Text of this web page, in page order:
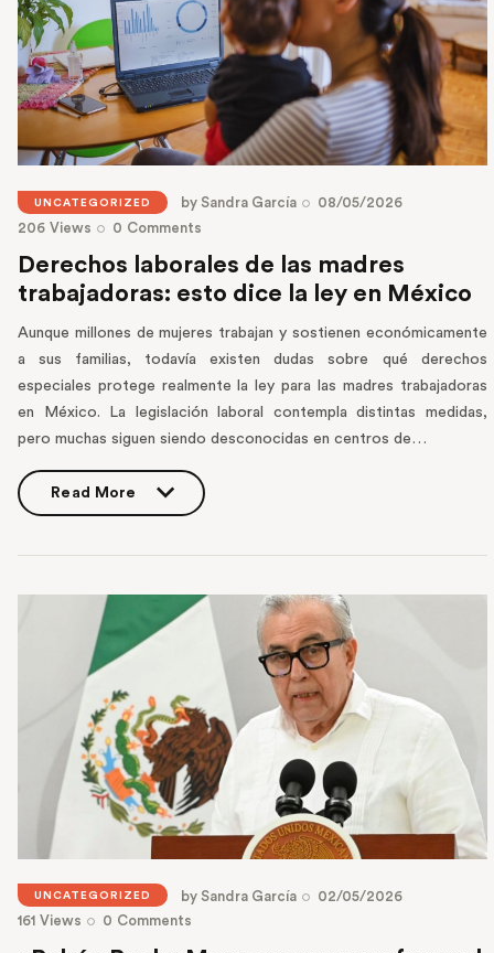
UNCATEGORIZED bySandra García
08/05/2026
206 Views 0 Comments
Derechos laborales de las madres
trabajadoras: esto dice la ley en México
Aunque millones de mujeres trabajan y sostienen económicamente
a sus familias, todavía existen dudas sobre qué derechos
especiales protege realmente la ley para las madres trabajadoras
en México. La legislación laboral contempla distintas medidas,
pero muchas siguen siendo desconocidas en centros de…
Read More
UNCATEGORIZED bySandra García
02/05/2026
161 Views 0 Comments